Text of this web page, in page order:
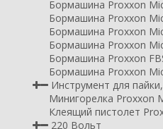
Бормашина Proxxon
Бормашина Proxxon
Бормашина Proxxon
Бормашина Proxxon
Бормашина Proxxon
Бормашина Proxxon
Инструмент для
Минигорелка Proxxon
Клеящий пистолет
220 Вольт